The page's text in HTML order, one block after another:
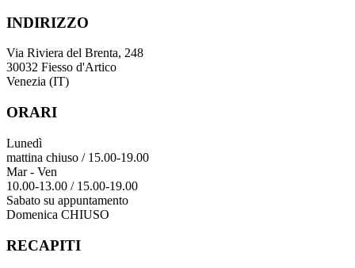
INDIRIZZO
Via Riviera del Brenta, 248
30032 Fiesso d'Artico
Venezia (IT)
ORARI
Lunedì
mattina chiuso / 15.00-19.00
Mar - Ven
10.00-13.00 / 15.00-19.00
Sabato su appuntamento
Domenica CHIUSO
RECAPITI